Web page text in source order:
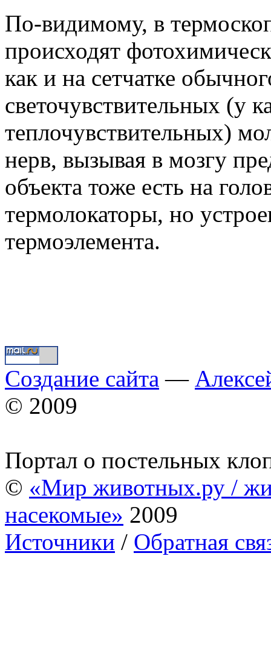
По-видимому, в
происходят
как и на сетчатке
светочувствительных (у
теплочувствительных)
нерв, вызывая в мозгу
объекта тоже есть на
термолокаторы, но
термоэлемента.
Создание сайта —
© 2009
Портал о постельных
© «Мир животных.ру /
насекомые» 2009
Источники / Обратная